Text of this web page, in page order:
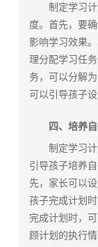
制定学习计
度。首先，要
影响学习效果
理分配学习任
务，可以分解
可以引导孩子
四、培养自
制定学习计
引导孩子培养
先，家长可以
孩子完成计划
完成计划时，
顾计划的执行